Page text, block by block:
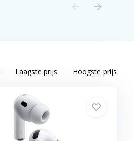
Laagste prijs Hoogste prijs